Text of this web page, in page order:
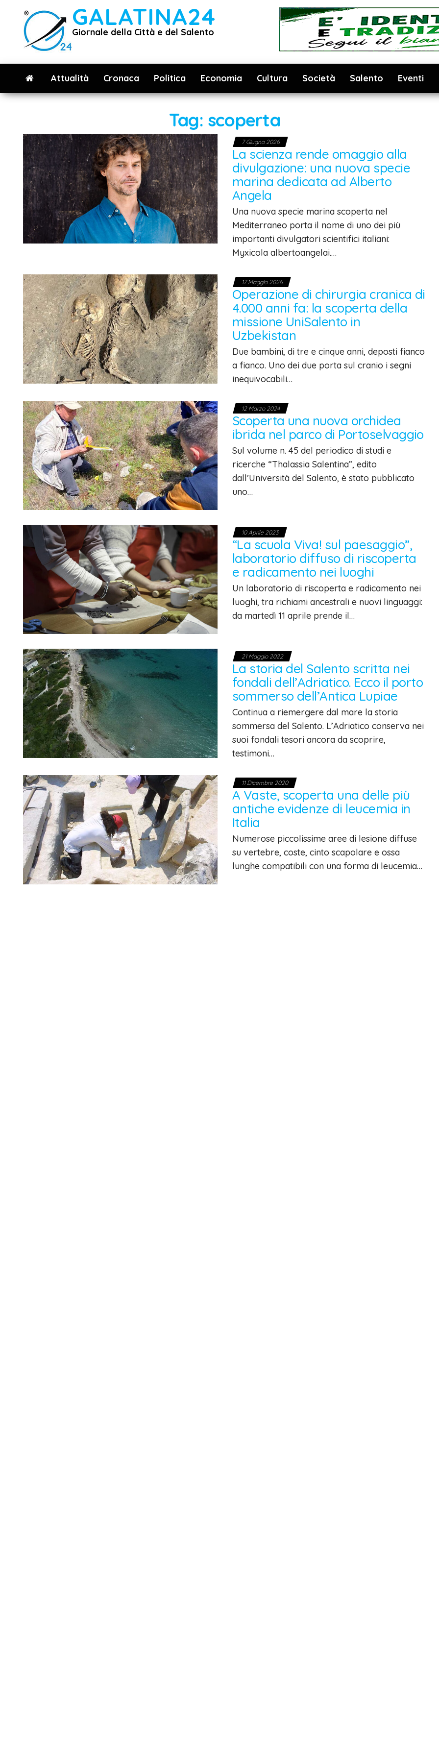
contenuto
GALATINA24
Giornale della Città e del Salento
Attualità Cronaca Politica Economia Cultura Società Salento Eventi
Tag: scoperta
7 Giugno 2026
La scienza rende omaggio alla
divulgazione: una nuova specie
marina dedicata ad Alberto
Angela
Una nuova specie marina scoperta nel
Mediterraneo porta il nome di uno dei più
importanti divulgatori scientifici italiani:
Myxicola albertoangelai.…
17 Maggio 2026
Operazione di chirurgia cranica di
4.000 anni fa: la scoperta della
missione UniSalento in
Uzbekistan
Due bambini, di tre e cinque anni, deposti fianco
a fianco. Uno dei due porta sul cranio i segni
inequivocabili…
12 Marzo 2024
Scoperta una nuova orchidea
ibrida nel parco di Portoselvaggio
Sul volume n. 45 del periodico di studi e
ricerche “Thalassia Salentina”, edito
dall’Università del Salento, è stato pubblicato
uno…
10 Aprile 2023
“La scuola Viva! sul paesaggio”,
laboratorio diffuso di riscoperta
e radicamento nei luoghi
Un laboratorio di riscoperta e radicamento nei
luoghi, tra richiami ancestrali e nuovi linguaggi:
da martedì 11 aprile prende il…
21 Maggio 2022
La storia del Salento scritta nei
fondali dell’Adriatico. Ecco il porto
sommerso dell’Antica Lupiae
Continua a riemergere dal mare la storia
sommersa del Salento. L’Adriatico conserva nei
suoi fondali tesori ancora da scoprire,
testimoni…
11 Dicembre 2020
A Vaste, scoperta una delle più
antiche evidenze di leucemia in
Italia
Numerose piccolissime aree di lesione diffuse
su vertebre, coste, cinto scapolare e ossa
lunghe compatibili con una forma di leucemia…